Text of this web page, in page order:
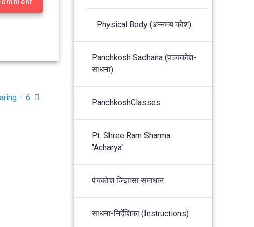
– 6
Physical Body (अन्नमय कोश)
Panchkosh Sadhana (पञ्चकोश-
साधना)
PanchkoshClasses
Pt. Shree Ram Sharma
"Acharya"
पंचकोश जिज्ञासा समाधान
साधना-निर्देशिका (Instructions)